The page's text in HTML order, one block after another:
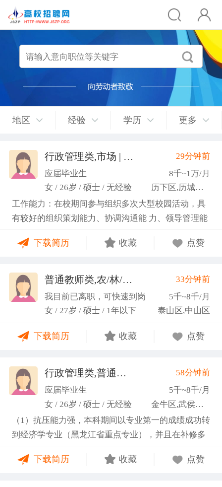
地区 经验 学历 更多
行政管理类,市场 | 媒介 | 广告 | 设计,人事/行政/后勤
29分钟前
应届毕业生
8千~1万/月
女 / 26岁 / 硕士 / 无经验
历下区,历城区,市中区
工作能力：在校期间参与组织多次大型校园活动，具
有较好的组织策划能力、协调沟通能 力、领导管理能
务； 学习能力：有清晰的自我定位，能够很好地吸纳
做事认真细心，具有较强的执行力、高度敬业精神、
良好的职业操 守和团队协作精神。
下载简历 收藏 点赞
普通教师类,农/林/牧/渔业 (张卓璐)33分钟前
我目前已离职，可快速到岗
5千~8千/月
女 / 27岁 / 硕士 / 1年以下
泰山区,中山区
下载简历 收藏 点赞
行政管理类,普通教师类
58分钟前
应届毕业生
5千~8千/月
女 / 26岁 / 硕士 / 无经验
金牛区,武侯区,青羊区
（1）抗压能力强，本科期间以专业第一的成绩成功转
到经济学专业（黑龙江省重点专业），并且在补修多
学；研一刚入学就跟随导师参加多个项目书撰写，其
下载简历 收藏 点赞